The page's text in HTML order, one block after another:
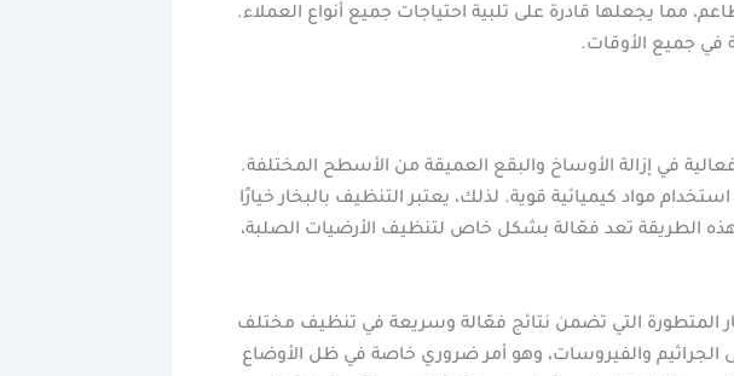
مما يجعلها قادرة على تلبية احتياجات جميع أنواع العملاء.
جميع الأوقات.
في إزالة الأوساخ والبقع العميقة من الأسطح المختلفة.
مواد كيميائية قوية. لذلك، يعتبر التنظيف بالبخار خيارًا
هذه الطريقة تعد فعّالة بشكل خاص لتنظيف الأرضيات الصلبة،
المتطورة التي تضمن نتائج فعّالة وسريعة في تنظيف مختلف
الجراثيم والفيروسات، وهو أمر ضروري خاصة في ظل الأوضاع